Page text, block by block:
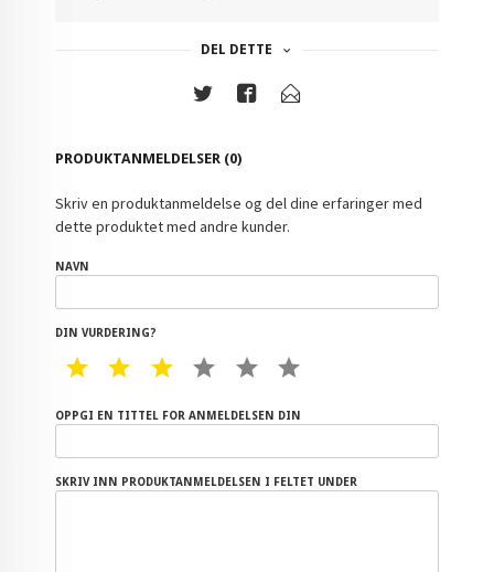
DEL DETTE
PRODUKTANMELDELSER (0)
Skriv en produktanmeldelse og del dine erfaringer med
dette produktet med andre kunder.
NAVN
DIN VURDERING?
1 STAR2 STAR3 STAR4 STAR5 STAR
OPPGI EN TITTEL FOR ANMELDELSEN DIN
SKRIV INN PRODUKTANMELDELSEN I FELTET UNDER